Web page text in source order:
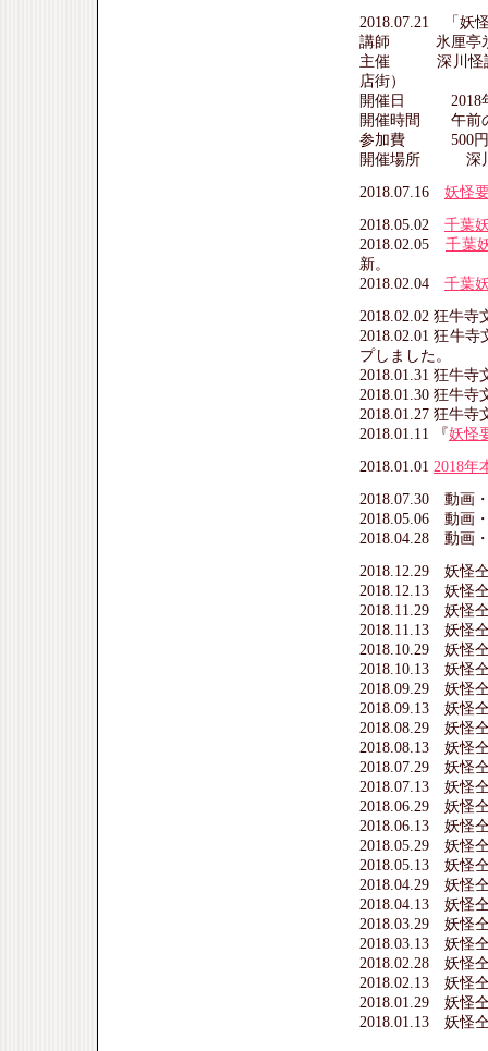
2018.07.21 「妖
講師 氷厘亭氷
主催 深川怪談
店街）
開催日 2018年
開催時間 午前
参加費 500円（
開催場所 深川
2018.07.16 妖怪
2018.05.02 千葉
2018.02.05 千葉
新。
2018.02.04 千葉
2018.02.02 狂牛寺
2018.02.01 狂牛寺
プしました。
2018.01.31 狂牛寺
2018.01.30 狂牛寺
2018.01.27 狂牛寺
2018.01.11 『妖怪
2018.01.01 2018年
2018.07.30 動画
2018.05.06 動画
2018.04.28 動画
2018.12.29 妖
2018.12.13 妖
2018.11.29 妖
2018.11.13 妖
2018.10.29 妖
2018.10.13 妖
2018.09.29 妖
2018.09.13 妖
2018.08.29 妖
2018.08.13 妖
2018.07.29 妖
2018.07.13 妖
2018.06.29 妖
2018.06.13 妖
2018.05.29 妖
2018.05.13 妖
2018.04.29 妖
2018.04.13 妖
2018.03.29 妖
2018.03.13 妖
2018.02.28 妖
2018.02.13 妖
2018.01.29 妖
2018.01.13 妖